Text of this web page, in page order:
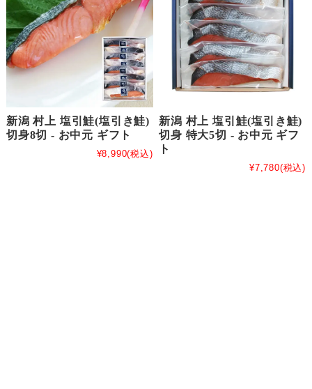
新潟 村上 塩引鮭(塩引き鮭)
切身8切 - お中元 ギフト
¥8,990(税込)
新潟 村上 塩引鮭(塩引き鮭)
切身 特大5切 - お中元 ギフ
ト
¥7,780(税込)